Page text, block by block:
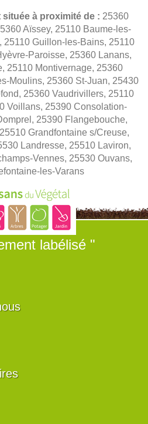
à proximité de : 25360
Aïssey, 25110 Baume-les-
25110 Guillon-les-Bains, 25110
Paroisse, 25360 Lanans,
25110 Montivernage, 25360
Moulins, 25360 St-Juan, 25430
25360 Vaudrivillers, 25110
Voillans, 25390 Consolation-
25390 Flangebouche,
Grandfontaine s/Creuse,
Landresse, 25510 Laviron,
Vennes, 25530 Ouvans,
les-Varans
labélisé "